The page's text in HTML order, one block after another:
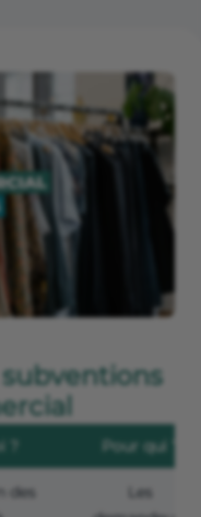
Pour qui ?
des
Les